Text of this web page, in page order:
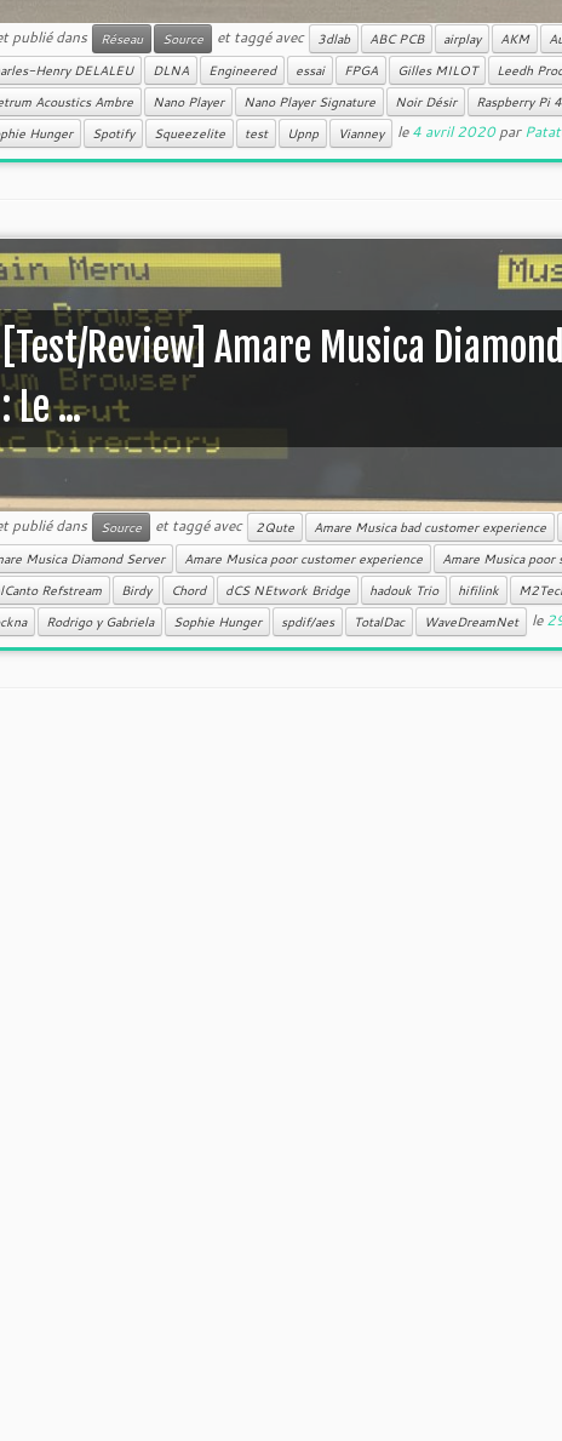
publié dans Réseau Source et taggé avec 3dlab ABC PCB airplay AKM
Henry DELALEU
DLNA Engineered essai FPGA Gilles MILOT Leedh
Acoustics Ambre
Nano Player Nano Player Signature Noir Désir Raspberry Pi 4
Hunger
Spotify Squeezelite test Upnp Vianney le4 avril 2020 par
[Test/Review] Amare Musica
: Le ...
publié dans Source et taggé avec 2Qute Amare Musica bad customer experience
Musica Diamond Server
Amare Musica poor customer experience Amare Musica poor
Refstream
Birdy Chord dCS NEtwork Bridge hadouk Trio hifilink
Rodrigo y Gabriela Sophie Hunger spdif/aes TotalDac WaveDreamNet le